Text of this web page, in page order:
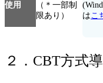
使用
（＊一部制
限あり）
はこ
２．CBT方式